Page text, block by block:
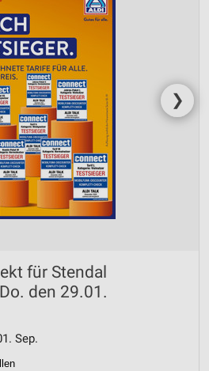
❯
für Stendal
den 29.01.
Sep.